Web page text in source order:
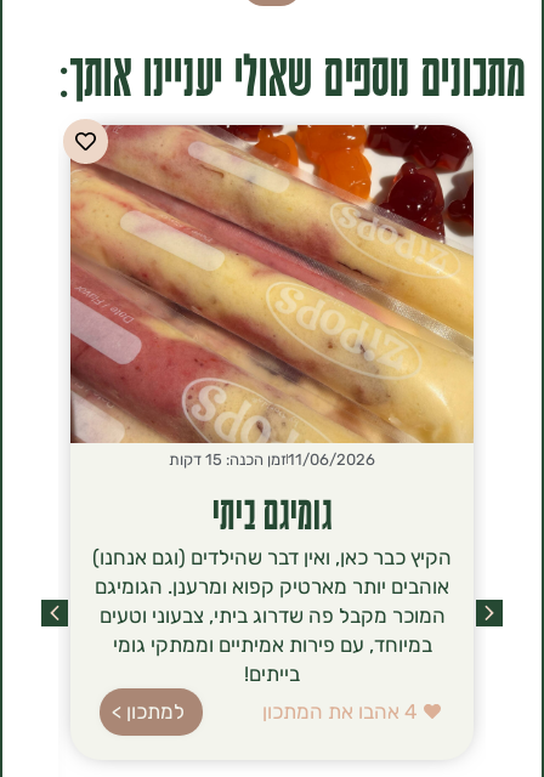
נוספים שאולי יעניינו אותך:
11/06/2026זמן הכנה: 15 דקות
גומיגם ביתי
הקיץ כבר כאן, ואין דבר שהילדים (וגם אנחנו)
אוהבים יותר מארטיק קפוא ומרענן. הגומיגם
המוכר מקבל פה שדרוג ביתי, צבעוני וטעים
במיוחד, עם פירות אמיתיים וממתקי גומי
אהבו את המתכון למתכון >
מסתם